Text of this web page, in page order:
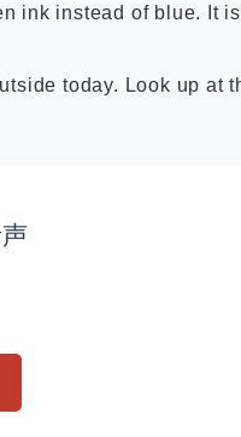
ink instead of blue. It
today. Look up at